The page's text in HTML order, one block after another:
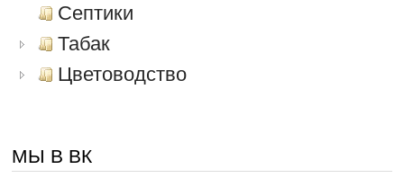
Септики
Табак
Цветоводство
МЫ В ВК